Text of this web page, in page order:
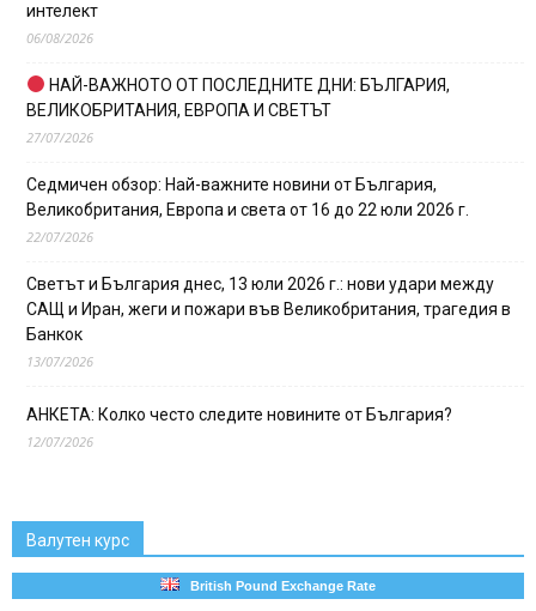
интелект
06/08/2026
НАЙ-ВАЖНОТО ОТ ПОСЛЕДНИТЕ ДНИ: БЪЛГАРИЯ,
ВЕЛИКОБРИТАНИЯ, ЕВРОПА И СВЕТЪТ
27/07/2026
Седмичен обзор: Най-важните новини от България,
Великобритания, Европа и света от 16 до 22 юли 2026 г.
22/07/2026
Светът и България днес, 13 юли 2026 г.: нови удари между
САЩ и Иран, жеги и пожари във Великобритания, трагедия в
Банкок
13/07/2026
АНКЕТА: Колко често следите новините от България?
12/07/2026
Валутен курс
British Pound Exchange Rate